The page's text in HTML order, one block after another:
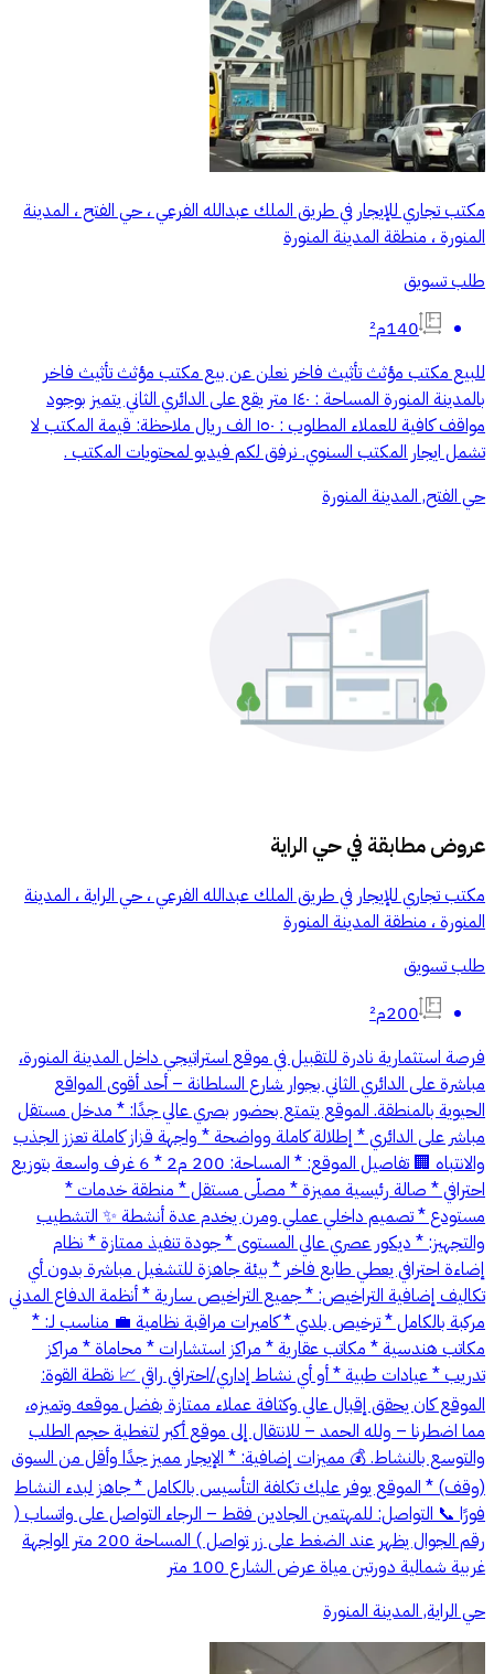
مكتب تجاري للإيجار في طريق الملك عبدالله الفرعي ، حي الفتح ، المدينة
المنورة ، منطقة المدينة المنورة
طلب تسويق
140م²
للبيع مكتب مؤثث تأثيث فاخر نعلن عن بيع مكتب مؤثث تأثيث فاخر
بالمدينة المنورة المساحة : ١٤٠ متر يقع على الدائري الثاني يتميز بوجود
مواقف كافية للعملاء المطلوب : ١٥٠ الف ريال ملاحظة: قيمة المكتب لا
تشمل ايجار المكتب السنوي. نرفق لكم فيديو لمحتويات المكتب .
حي الفتح, المدينة المنورة
عروض مطابقة فيحي الراية
مكتب تجاري للإيجار في طريق الملك عبدالله الفرعي ، حي الراية ، المدينة
المنورة ، منطقة المدينة المنورة
طلب تسويق
200م²
فرصة استثمارية نادرة للتقبيل في موقع استراتيجي داخل المدينة المنورة،
مباشرة على الدائري الثاني بجوار شارع السلطانة – أحد أقوى المواقع
الحيوية بالمنطقة. الموقع يتمتع بحضور بصري عالي جدًا: * مدخل مستقل
مباشر على الدائري * إطلالة كاملة وواضحة * واجهة قزاز كاملة تعزز الجذب
والانتباه 🏢 تفاصيل الموقع: * المساحة: 200 م2 * 6 غرف واسعة بتوزيع
احترافي * صالة رئيسية مميزة * مصلّى مستقل * منطقة خدمات *
مستودع * تصميم داخلي عملي ومرن يخدم عدة أنشطة ✨ التشطيب
والتجهيز: * ديكور عصري عالي المستوى * جودة تنفيذ ممتازة * نظام
إضاءة احترافي يعطي طابع فاخر * بيئة جاهزة للتشغيل مباشرة بدون أي
تكاليف إضافية التراخيص: * جميع التراخيص سارية * أنظمة الدفاع المدني
مركبة بالكامل * ترخيص بلدي * كاميرات مراقبة نظامية 💼 مناسب لـ: *
مكاتب هندسية * مكاتب عقارية * مراكز استشارات * محاماة * مراكز
تدريب * عيادات طبية * أو أي نشاط إداري/احترافي راقي 📈 نقطة القوة:
الموقع كان يحقق إقبال عالي وكثافة عملاء ممتازة بفضل موقعه وتميزه،
مما اضطرنا – ولله الحمد – للانتقال إلى موقع أكبر لتغطية حجم الطلب
والتوسع بالنشاط. 💰 مميزات إضافية: * الإيجار مميز جدًا وأقل من السوق
(وقف) * الموقع يوفر عليك تكلفة التأسيس بالكامل * جاهز لبدء النشاط
فورًا 📞 التواصل: للمهتمين الجادين فقط – الرجاء التواصل على واتساب (
رقم الجوال يظهر عند الضغط على زر تواصل ) المساحة 200 متر الواجهة
غربية شمالية دورتين مياة عرض الشارع 100 متر
حي الراية, المدينة المنورة